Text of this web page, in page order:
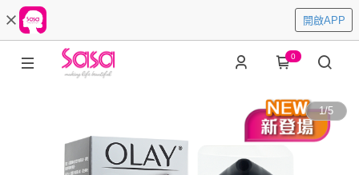
開啟APP
0
1/5